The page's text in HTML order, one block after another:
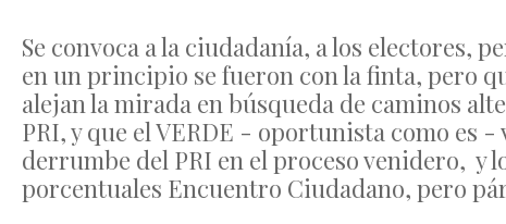
Se convoca a la ciudadanía, a los electores,
en un principio se fueron con la finta, pero
alejan la mirada en búsqueda de caminos
PRI, y que el VERDE - oportunista como es
derrumbe del PRI en el proceso venidero, y
porcentuales Encuentro Ciudadano, pero